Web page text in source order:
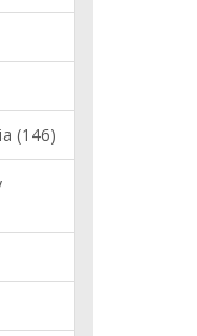
(146)